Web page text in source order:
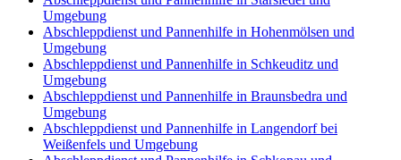
Umgebung
Abschleppdienst und Pannenhilfe in Hohenmölsen und
Umgebung
Abschleppdienst und Pannenhilfe in Schkeuditz und
Umgebung
Abschleppdienst und Pannenhilfe in Braunsbedra und
Umgebung
Abschleppdienst und Pannenhilfe in Langendorf bei
Weißenfels und Umgebung